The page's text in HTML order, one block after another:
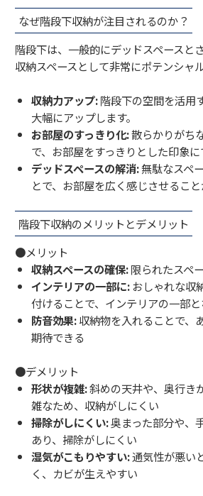
なぜ階段下収納が注目されるのか？
階段下は、一般的にデッドスペースと
収納スペースとして非常にポテンシャ
収納力アップ:階段下の空間を活用
大幅にアップします。
お部屋のすっきり化:散らかりがち
で、お部屋をすっきりとした印象に
デッドスペースの解消:無駄なスペ
とで、お部屋を広く感じさせること
階段下収納のメリットとデメリット
●メリット
収納スペースの確保:限られたスペ
インテリアの一部に:おしゃれな収
付けることで、インテリアの一部
防音効果:収納物を入れることで、
期待できる
●デメリット
形状が複雑:斜めの天井や、奥行き
雑なため、収納がしにくい
掃除がしにくい:奥まった部分や、
あり、掃除がしにくい
湿気がこもりやすい:通気性が悪い
く、カビが生えやすい